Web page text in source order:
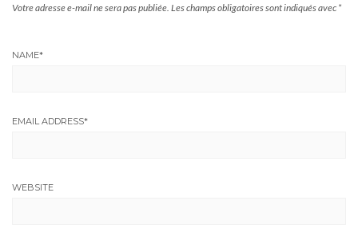
Votre adresse e-mail ne sera pas publiée. Les champs obligatoires sont indiqués avec *
NAME*
EMAIL ADDRESS*
WEBSITE